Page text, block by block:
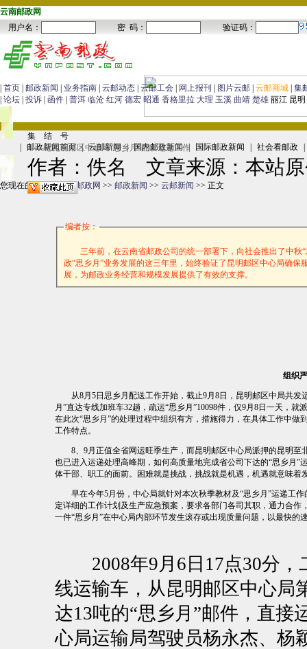
云南邮政网
首页 邮政新闻 业务指南 云邮动态 云邮工会 网上报刊 图片云邮 云邮商城 集
论坛 投诉 函件 普洱 临沧 红河 德宏 昭通 香格里拉 大理 玉溪 曲靖 楚雄 丽江 昆
邮政新闻首页 | 云邮新闻 | 国内邮政新闻 | 国际邮政新闻 社会看邮政
您现在的位置：云南邮政网 >> 邮政新闻 >> 云邮新闻 >> 正文
集 结 号
——记昆明邮区中心局“思乡月”配发运递工作
作者：佚名 文章来源：本站
编者按：
三年前，在云南省邮政公司的统一部署下，向社会推出了中秋“
政“思乡月”业务发展的这三年里，始终验证了昆明邮区中心局确
展，为邮政业务经营和规模发展提供了有效的支撑。
组织
从8月5日 思乡月配送工作开始，截止9月8日 ，昆明邮区中局共发
月”直达专线加班车32趟，疏运“思乡月”10098件，仅9月8日一天，就
在此次“思乡月”的处理过程中组织有方，措施得力，在具体工作中做
工作特点。
8、9月正值全省网运旺季生产，而昆明邮区中心局派押的昆明至
也已进入运递处理高峰期，如何高质量地完成省公司下达的“思乡月
体干部、职工的面前。困难就是挑战，挑战就是机遇，机遇就意味着
早在今年5月份，中心局就针对本次秋季教材及“思乡月”运递工作
定详细的工作计划及生产应急预案，要求各部门各司其职，通力合
一件“思乡月”在中心局内部环节发生滚存或出现质量问题，以最快的
2008年9月6日 17点30分
线运输车，从昆明邮区中心局
达13吨的“思乡月”邮件，直接
心局运输局驾驶员杨永杰、杨